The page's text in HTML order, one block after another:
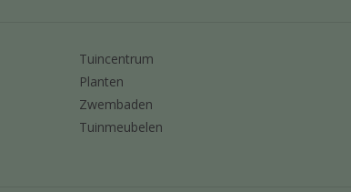
Tuincentrum
Planten
Zwembaden
Tuinmeubelen